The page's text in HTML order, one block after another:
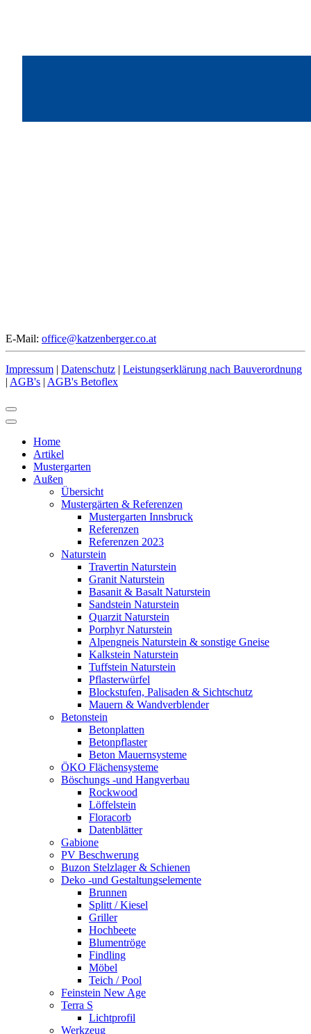
E-Mail: office@katzenberger.co.at
Impressum | Datenschutz | Leistungserklärung nach Bauverordnung
| AGB's | AGB's Betoflex
Home
Artikel
Mustergarten
Außen
Übersicht
Mustergärten & Referenzen
Mustergarten Innsbruck
Referenzen
Referenzen 2023
Naturstein
Travertin Naturstein
Granit Naturstein
Basanit & Basalt Naturstein
Sandstein Naturstein
Quarzit Naturstein
Porphyr Naturstein
Alpengneis Naturstein & sonstige Gneise
Kalkstein Naturstein
Tuffstein Naturstein
Pflasterwürfel
Blockstufen, Palisaden & Sichtschutz
Mauern & Wandverblender
Betonstein
Betonplatten
Betonpflaster
Beton Mauernsysteme
ÖKO Flächensysteme
Böschungs -und Hangverbau
Rockwood
Löffelstein
Floracorb
Datenblätter
Gabione
PV Beschwerung
Buzon Stelzlager & Schienen
Deko -und Gestaltungselemente
Brunnen
Splitt / Kiesel
Griller
Hochbeete
Blumentröge
Findling
Möbel
Teich / Pool
Feinstein New Age
Terra S
Lichtprofil
Werkzeug